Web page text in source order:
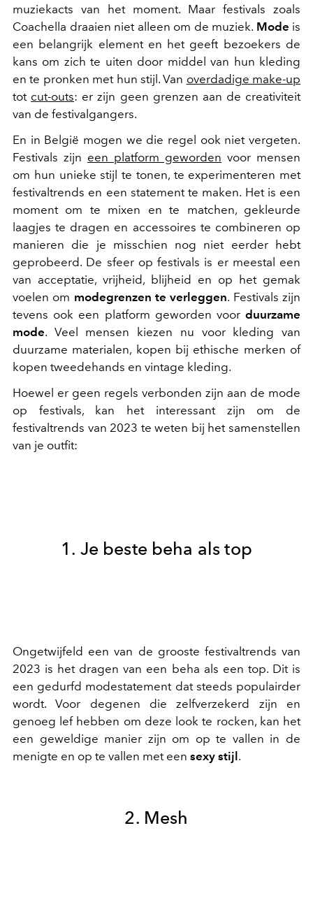
muziekacts van het moment. Maar festivals zoals
Coachella draaien niet alleen om de muziek. Mode is
een belangrijk element en het geeft bezoekers de
kans om zich te uiten door middel van hun kleding
en te pronken met hun stijl. Van overdadige make-up
tot cut-outs: er zijn geen grenzen aan de creativiteit
van de festivalgangers.
En in België mogen we die regel ook niet vergeten.
Festivals zijn een platform geworden voor mensen
om hun unieke stijl te tonen, te experimenteren met
festivaltrends en een statement te maken. Het is een
moment om te mixen en te matchen, gekleurde
laagjes te dragen en accessoires te combineren op
manieren die je misschien nog niet eerder hebt
geprobeerd. De sfeer op festivals is er meestal een
van acceptatie, vrijheid, blijheid en op het gemak
voelen om modegrenzen te verleggen. Festivals zijn
tevens ook een platform geworden voor duurzame
mode. Veel mensen kiezen nu voor kleding van
duurzame materialen, kopen bij ethische merken of
kopen tweedehands en vintage kleding.
Hoewel er geen regels verbonden zijn aan de mode
op festivals, kan het interessant zijn om de
festivaltrends van 2023 te weten bij het samenstellen
van je outfit:
1. Je beste beha als top
Ongetwijfeld een van de grooste festivaltrends van
2023 is het dragen van een beha als een top. Dit is
een gedurfd modestatement dat steeds populairder
wordt. Voor degenen die zelfverzekerd zijn en
genoeg lef hebben om deze look te rocken, kan het
een geweldige manier zijn om op te vallen in de
menigte en op te vallen met een sexy stijl .
2. Mesh